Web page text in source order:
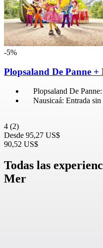
-5%
Plopsaland De Panne +
Plopsaland De
Nausicaá: Entrada sin
4 (2)
Desde 95,27 US$
90,52 US$
Todas las
Mer